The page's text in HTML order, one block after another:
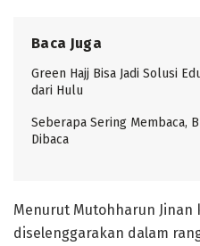
Baca Juga
Green Hajj Bisa Jadi Solusi
dari Hulu
Seberapa Sering Membaca,
Dibaca
Menurut Mutohharun Jinan
diselenggarakan dalam